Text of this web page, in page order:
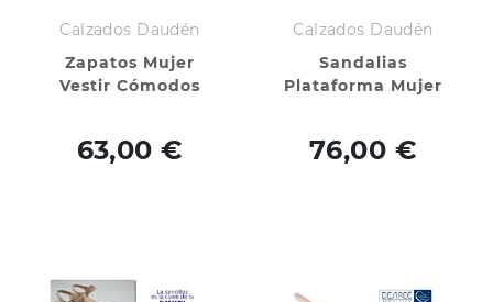
Calzados Daudén
Zapatos Mujer
Vestir Cómodos
63,00 €
Calzados Daudén
Sandalias
Plataforma Mujer
76,00 €